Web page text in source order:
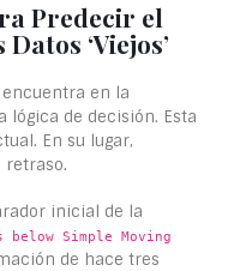
Predecir el
‘Viejos’
en la
lógica de decisión. Esta
En su lugar,
retraso.
inicial de la
below Simple Moving
de hace tres